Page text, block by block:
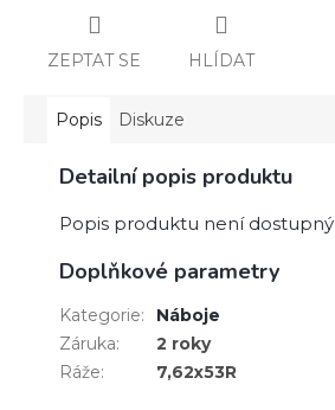
ZEPTAT SE HLÍDAT
Popis Diskuze
Detailní popis produktu
Popis produktu není dostupný
Doplňkové parametry
Kategorie:
Náboje
Záruka:
2 roky
Ráže: 7,62x53R